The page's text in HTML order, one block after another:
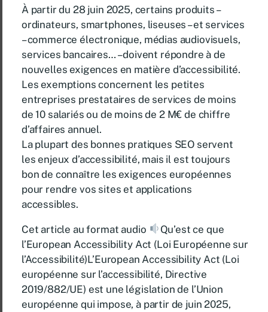
À partir du 28 juin 2025, certains produits –
ordinateurs, smartphones, liseuses – et services
– commerce électronique, médias audiovisuels,
services bancaires… – doivent répondre à de
nouvelles exigences en matière d’accessibilité.
Les exemptions concernent les petites
entreprises prestataires de services de moins
de 10 salariés ou de moins de 2 M€ de chiffre
d’affaires annuel.
La plupart des bonnes pratiques SEO servent
les enjeux d’accessibilité, mais il est toujours
bon de connaître les exigences européennes
pour rendre vos sites et applications
accessibles.
Cet article au format audio
Qu’est ce que
l’European Accessibility Act (Loi Européenne sur
l’Accessibilité)L’European Accessibility Act (Loi
européenne sur l’accessibilité, Directive
2019/882/UE) est une législation de l’Union
européenne qui impose, à partir de juin 2025,